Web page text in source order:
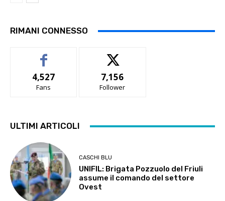
RIMANI CONNESSO
4,527
Fans
7,156
Follower
ULTIMI ARTICOLI
CASCHI BLU
UNIFIL: Brigata Pozzuolo del Friuli
assume il comando del settore
Ovest